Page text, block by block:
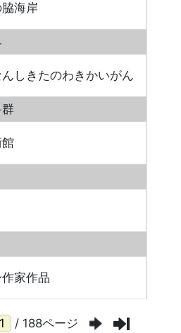
海岸
しきたのわきかいがん
家作品
/ 188ページ